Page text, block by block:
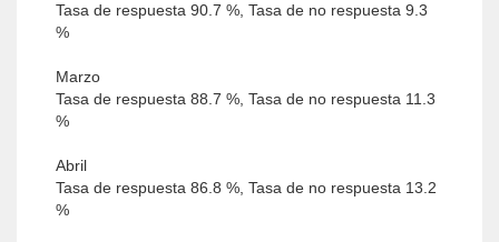
Tasa de respuesta 90.7 %, Tasa de no respuesta 9.3
%
Marzo
Tasa de respuesta 88.7 %, Tasa de no respuesta 11.3
%
Abril
Tasa de respuesta 86.8 %, Tasa de no respuesta 13.2
%